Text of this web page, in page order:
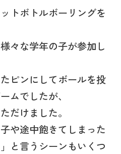
トボトルボーリングを
々な学年の子が参加し
ピンにしてボールを投
ムでしたが、
だけました。
や途中飽きてしまった
と言うシーンもいくつ